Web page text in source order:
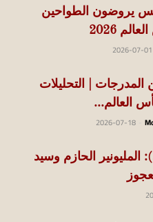
يروضون الطواحين
2026
2026-07-01
| التحليلات
العالم...
2026-07-18
(1973 – الآن): المليونير الحازم وسيد